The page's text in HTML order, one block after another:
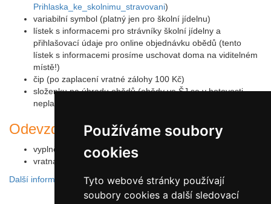
Používáme soubory
cookies
Tyto webové stránky používají
soubory cookies a další sledovací
Prihlaska_ke_skolnimu_stravovani)
variabilní symbol (platný jen pro školní jídelnu)
lístek s informacemi pro strávníky školní jídelny a
přihlašovací údaje pro online objednávku obědů (tento
lístek s informacemi prosíme uschovat doma na viditelném
místě!)
čip (po zaplacení vratné zálohy 100 Kč)
složenku na úhradu obědů (obědy ve ŠJ se v hotovosti
neplatí)
Odevzdává se:
vyplněná přihláška ke stravování
vratná záloha za čip (100 Kč)
Další informace najdete zde